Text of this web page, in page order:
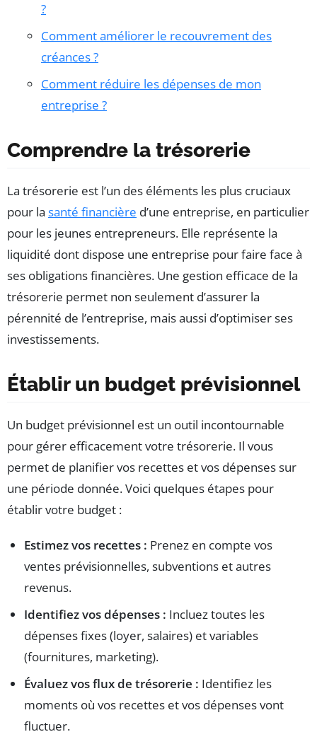
?
Comment améliorer le recouvrement des
créances ?
Comment réduire les dépenses de mon
entreprise ?
Comprendre la trésorerie
La trésorerie est l’un des éléments les plus cruciaux
pour la santé financière d’une entreprise, en particulier
pour les jeunes entrepreneurs. Elle représente la
liquidité dont dispose une entreprise pour faire face à
ses obligations financières. Une gestion efficace de la
trésorerie permet non seulement d’assurer la
pérennité de l’entreprise, mais aussi d’optimiser ses
investissements.
Établir un budget prévisionnel
Un budget prévisionnel est un outil incontournable
pour gérer efficacement votre trésorerie. Il vous
permet de planifier vos recettes et vos dépenses sur
une période donnée. Voici quelques étapes pour
établir votre budget :
Estimez vos recettes : Prenez en compte vos
ventes prévisionnelles, subventions et autres
revenus.
Identifiez vos dépenses : Incluez toutes les
dépenses fixes (loyer, salaires) et variables
(fournitures, marketing).
Évaluez vos flux de trésorerie : Identifiez les
moments où vos recettes et vos dépenses vont
fluctuer.